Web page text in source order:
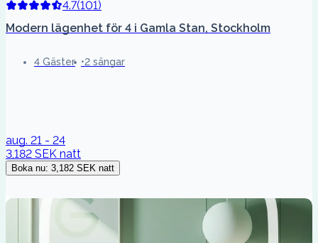
4.7(101)
Modern lägenhet för 4 i Gamla Stan, Stockholm
4 Gäster 2 sängar
aug. 21 - 24
3,182 SEK natt
Boka nu: 3,182 SEK natt